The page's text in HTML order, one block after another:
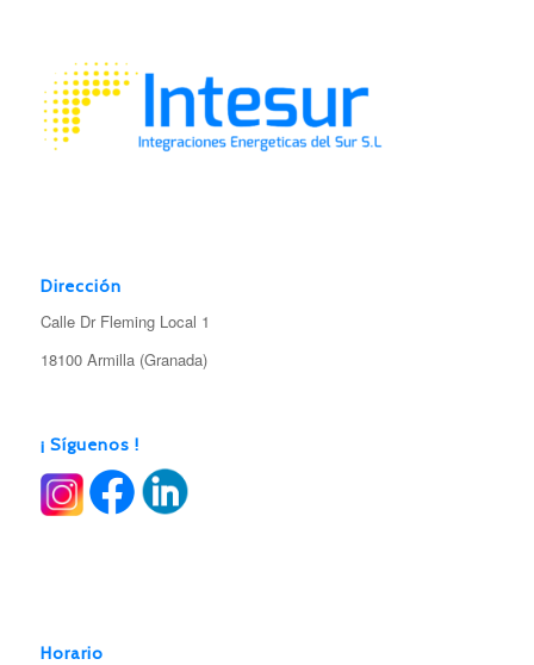
Dirección
Calle Dr Fleming Local 1
18100 Armilla (Granada)
¡ Síguenos !
Horario